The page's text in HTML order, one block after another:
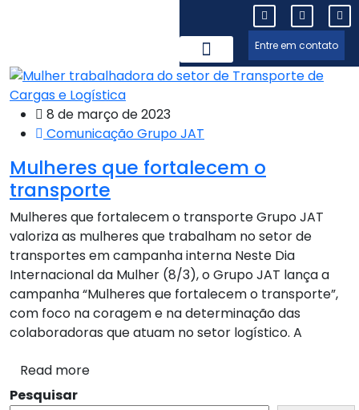
Entre em contato
8 de março de 2023
Comunicação Grupo JAT
Mulheres que fortalecem o
transporte
Mulheres que fortalecem o transporte Grupo JAT
valoriza as mulheres que trabalham no setor de
transportes em campanha interna Neste Dia
Internacional da Mulher (8/3), o Grupo JAT lança a
campanha “Mulheres que fortalecem o transporte”,
com foco na coragem e na determinação das
colaboradoras que atuam no setor logístico. A
Read more
Pesquisar